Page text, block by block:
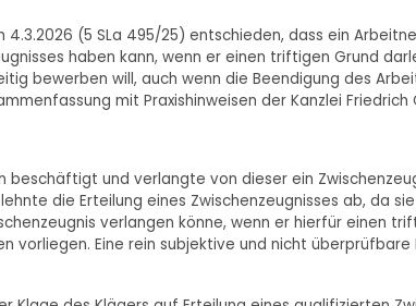
4.3.2026 (5 SLa 495/25) entschieden, dass ein
haben kann, wenn er einen triftigen Grund
bewerben will, auch wenn die Beendigung des
mit Praxishinweisen der Kanzlei
beschäftigt und verlangte von dieser ein
die Erteilung eines Zwischenzeugnisses ab, da
verlangen könne, wenn er hierfür einen
vorliegen. Eine rein subjektive und nicht überprüfbare